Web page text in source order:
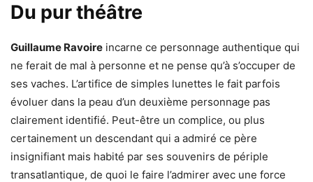
Du pur théâtre
Guillaume Ravoire incarne ce personnage authentique qui
ne ferait de mal à personne et ne pense qu’à s’occuper de
ses vaches. L’artifice de simples lunettes le fait parfois
évoluer dans la peau d’un deuxième personnage pas
clairement identifié. Peut-être un complice, ou plus
certainement un descendant qui a admiré ce père
insignifiant mais habité par ses souvenirs de périple
transatlantique, de quoi le faire l’admirer avec une force